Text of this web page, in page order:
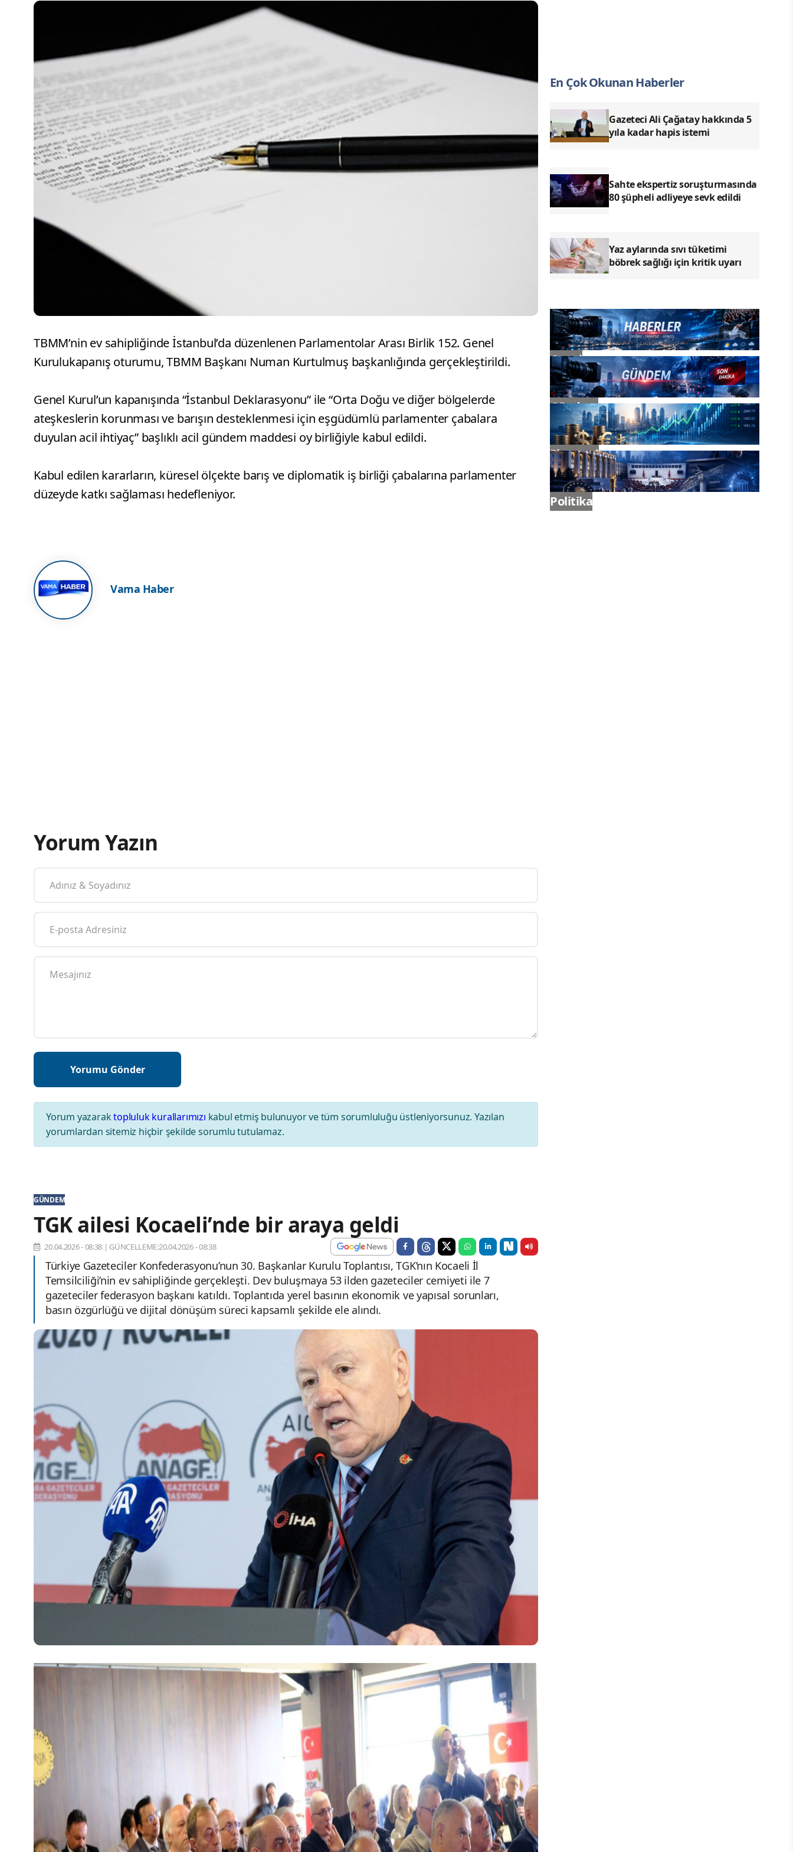
TBMM’nin ev sahipliğinde İstanbul’da düzenlenen Parlamentolar Arası Birlik 152. Genel
Kurulukapanış oturumu, TBMM Başkanı Numan Kurtulmuş başkanlığında gerçekleştirildi.
Genel Kurul’un kapanışında “İstanbul Deklarasyonu” ile “Orta Doğu ve diğer bölgelerde
ateşkeslerin korunması ve barışın desteklenmesi için eşgüdümlü parlamenter çabalara
duyulan acil ihtiyaç” başlıklı acil gündem maddesi oy birliğiyle kabul edildi.
Kabul edilen kararların, küresel ölçekte barış ve diplomatik iş birliği çabalarına parlamenter
düzeyde katkı sağlaması hedefleniyor.
Vama Haber
Yorum Yazın
Yorum yazaraktopluluk kurallarımızı kabul etmiş bulunuyor ve tüm sorumluluğu üstleniyorsunuz. Yazılan
yorumlardan sitemiz hiçbir şekilde sorumlu tutulamaz.
GÜNDEM
TGK ailesi Kocaeli’nde bir araya geldi
20.04.2026 - 08:38 | GÜNCELLEME:20.04.2026 - 08:38
Türkiye Gazeteciler Konfederasyonu’nun 30. Başkanlar Kurulu Toplantısı, TGK’nın Kocaeli İl
Temsilciliği’nin ev sahipliğinde gerçekleşti. Dev buluşmaya 53 ilden gazeteciler cemiyeti ile 7
gazeteciler federasyon başkanı katıldı. Toplantıda yerel basının ekonomik ve yapısal sorunları,
basın özgürlüğü ve dijital dönüşüm süreci kapsamlı şekilde ele alındı.
En Çok Okunan Haberler
Gazeteci Ali Çağatay hakkında 5
yıla kadar hapis istemi
Sahte ekspertiz soruşturmasında
80 şüpheli adliyeye sevk edildi
Yaz aylarında sıvı tüketimi
böbrek sağlığı için kritik uyarı
Genel
Gündem
Ekonomi
Politika